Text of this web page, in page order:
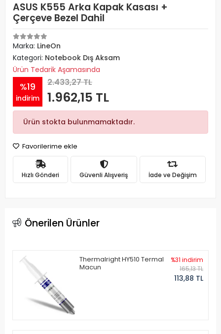
ASUS K555 Arka Kapak Kasası +
Çerçeve Bezel Dahil
Marka: LineOn
Kategori: Notebook Dış Aksam
Ürün Tedarik Aşamasında
%19
indirim
2.433,27 TL
1.962,15 TL
Ürün stokta bulunmamaktadır.
Favorilerime ekle
Hızlı Gönderi Güvenli Alışveriş İade ve Değişim
Önerilen Ürünler
Thermalright HY510 Termal
Macun
%31 indirim
165,13 TL
113,88 TL